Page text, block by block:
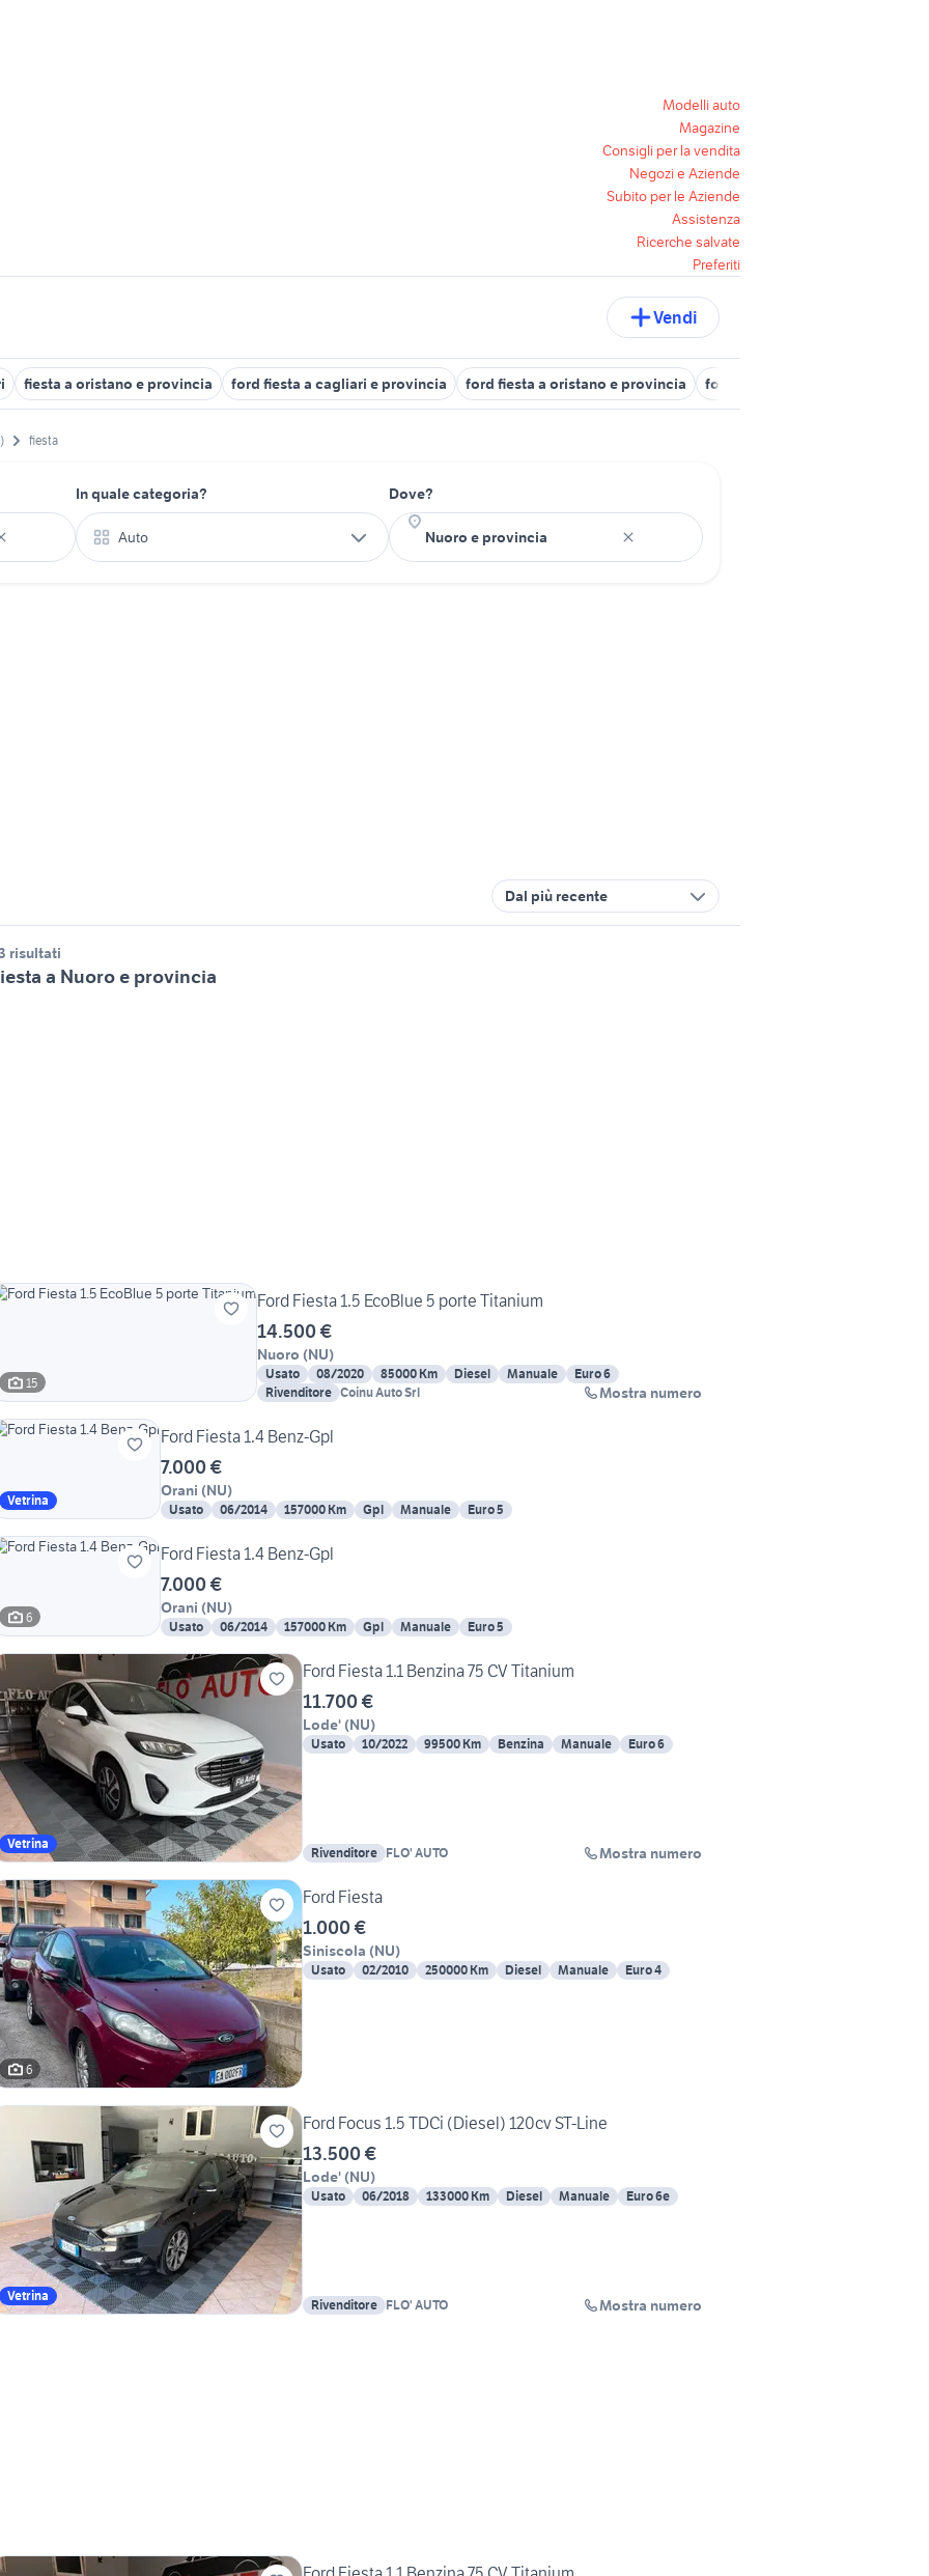
Modelli auto
Magazine
Consigli per la vendita
Negozi e Aziende
Subito per le Aziende
Assistenza
Ricerche salvate
Preferiti
Vendi
fiesta a oristano e provincia ford fiesta a cagliari e provincia ford fiesta a oristano e provincia ford fiesta diesel auto Sardegna
fiesta
In quale categoria?
Auto
Dove?
Dal più recente
risultati
a Nuoro e provincia
15
Ford Fiesta 1.5 EcoBlue 5 porte Titanium
14.500 €
Nuoro (NU)
Usato 08/2020 85000 Km Diesel Manuale
Euro 6
Rivenditore Coinu Auto Srl Mostra numero
Vetrina
Ford Fiesta 1.4 Benz-Gpl
7.000 €
Orani (NU)
Usato 06/2014 157000 Km Gpl Manuale Euro 5
6
Ford Fiesta 1.4 Benz-Gpl
7.000 €
Orani (NU)
Usato 06/2014 157000 Km Gpl Manuale Euro 5
Vetrina
Ford Fiesta 1.1 Benzina 75 CV Titanium
11.700 €
Lode' (NU)
Usato 10/2022 99500 Km Benzina Manuale Euro 6
Rivenditore FLO' AUTO Mostra numero
6
Ford Fiesta
1.000 €
Siniscola (NU)
Usato 02/2010 250000 Km Diesel Manuale Euro 4
Vetrina
Ford Focus 1.5 TDCi (Diesel) 120cv ST-Line
13.500 €
Lode' (NU)
Usato 06/2018 133000 Km Diesel Manuale Euro 6e
Rivenditore FLO' AUTO Mostra numero